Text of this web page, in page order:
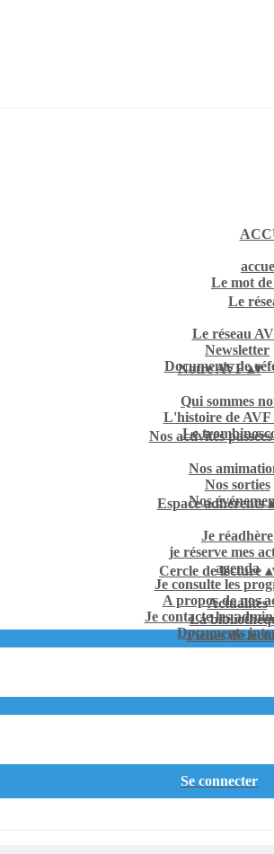
Le mot
Le
Le réseau
Newsletter
Documents de
Notre AVF▴▾
Qui sommes
L'histoire de AVF
Le
Nos activités
Nos
Nos sorties
Nos
Espace adhérents▴
Je réadhère
je réserve mes
agenda
Je consulte les
A propos de nos
Je contacte les
Documents
Cercle de lecture ▴
Actualités
La
Fiches de
Se connecter